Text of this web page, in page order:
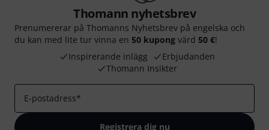
Thomann nyhetsbrev
Prenumererar på Thomanns Nyhetsbrev på engelska och
du kan med lite tur vinna en 50 kupong värd 50 €!
Inspirerande inlägg
Erbjudanden
Thomann Insikter
E-postadress*
Registrera dig nu